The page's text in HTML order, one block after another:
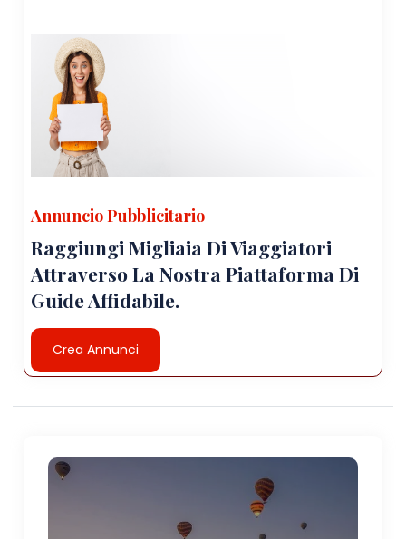
Annuncio Pubblicitario
Raggiungi Migliaia Di Viaggiatori
Attraverso La Nostra Piattaforma Di
Guide Affidabile.
Crea Annunci